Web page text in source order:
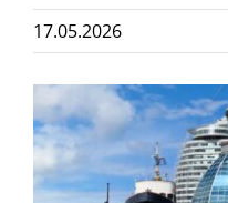
17.05.2026
Zeige
grösseres
Bild